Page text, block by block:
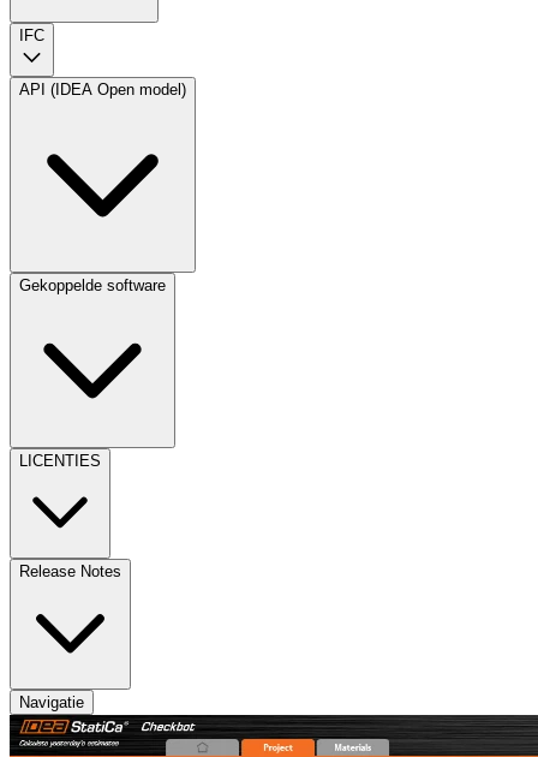
IFC
API (IDEA Open model)
Gekoppelde software
LICENTIES
Release Notes
Navigatie